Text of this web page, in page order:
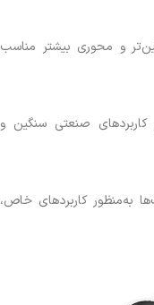
و محوری بیشتر مناسب
صنعتی سنگین و
به‌منظور کاربردهای خاص،